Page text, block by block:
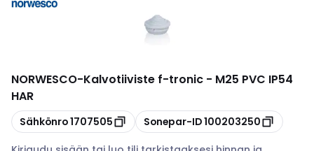
NORWESCO-Kalvotiiviste f-tronic - M25 PVC IP54
HAR
Kopioi
Sähkönro1707505 Kopioi
Sonepar-ID100203250